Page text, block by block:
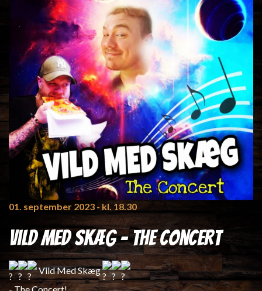
01. september 2023 - kl. 18.30
Vild Med Skæg - The Concert
Vild Med Skæg